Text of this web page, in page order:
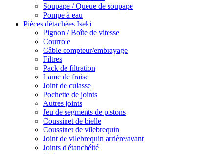
Soupape / Queue de soupape
Pompe à eau
Pièces détachées Iseki
Pignon / Boîte de vitesse
Courroie
Câble compteur/embrayage
Filtres
Pack de filtration
Lame de fraise
Joint de culasse
Pochette de joints
Autres joints
Jeu de segments de pistons
Coussinet de bielle
Coussinet de vilebrequin
Joint de vilebrequin arrière/avant
Joints d'étanchéité